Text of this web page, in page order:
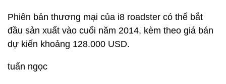
Phiên bản thương mại của i8 roadster có thể bắt
đầu sản xuất vào cuối năm 2014, kèm theo giá bán
dự kiến khoảng 128.000 USD.
tuấn ngọc